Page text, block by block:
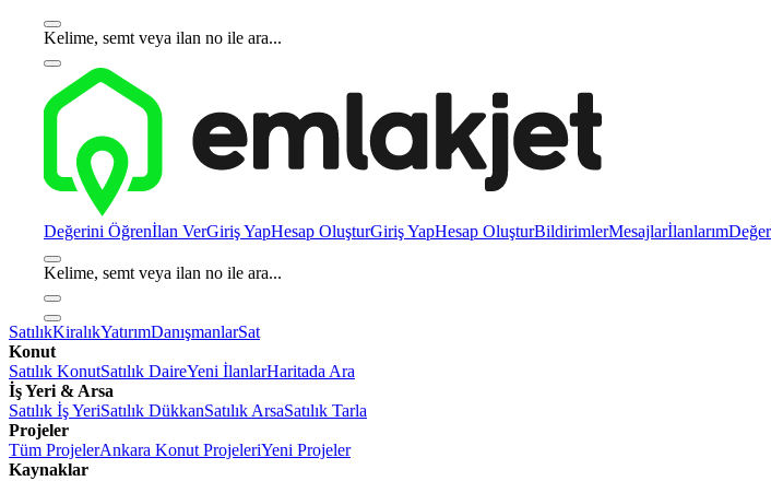
Kelime, semt veya ilan no ile ara...
Değerini Öğrenİlan VerGiriş YapHesap OluşturGiriş YapHesap OluşturBildirimlerMesajlarİlanlarım
Kelime, semt veya ilan no ile ara...
SatılıkKiralıkYatırımDanışmanlarSat
Konut
Satılık KonutSatılık DaireYeni İlanlarHaritada Ara
İş Yeri & Arsa
Satılık İş YeriSatılık DükkanSatılık ArsaSatılık Tarla
Projeler
Tüm ProjelerAnkara Konut ProjeleriYeni Projeler
Kaynaklar